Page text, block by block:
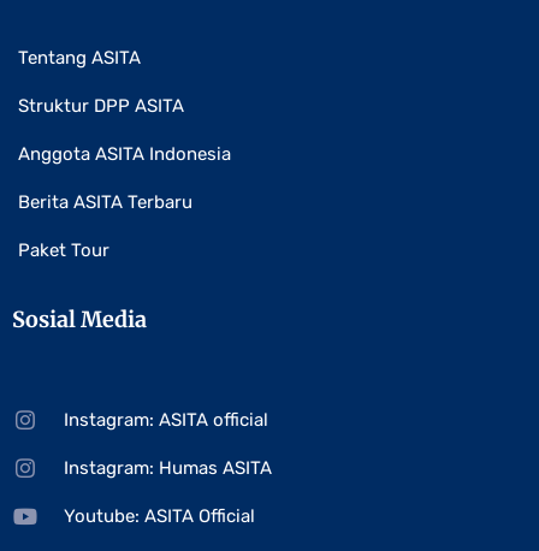
Tentang ASITA
Struktur DPP ASITA
Anggota ASITA Indonesia
Berita ASITA Terbaru
Paket Tour
Sosial Media
Instagram: ASITA official
Instagram: Humas ASITA
Youtube: ASITA Official